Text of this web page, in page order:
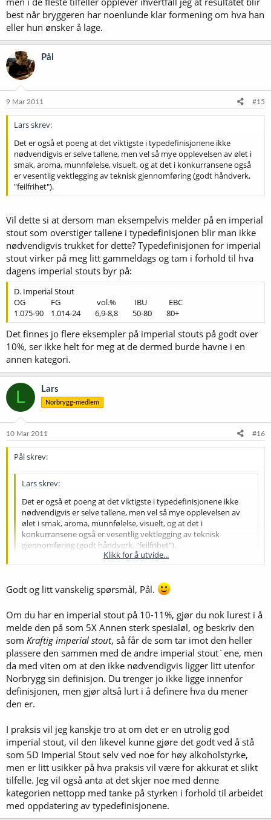
best når bryggeren har noenlunde klar formening om hva han
eller hun ønsker å lage.
Pål
9 Mar 2011 #15
Lars skrev:
Det er også et poeng at det viktigste i typedefinisjonene ikke
nødvendigvis er selve tallene, men vel så mye opplevelsen av ølet i
smak, aroma, munnfølelse, visuelt, og at det i konkurransene også
er vesentlig vektlegging av teknisk gjennomføring (godt håndverk,
"feilfrihet").
Vil dette si at dersom man eksempelvis melder på en imperial
stout som overstiger tallene i typedefinisjonen blir man ikke
nødvendigvis trukket for dette? Typedefinisjonen for imperial
stout virker på meg litt gammeldags og tam i forhold til hva
dagens imperial stouts byr på:
D. Imperial Stout
OG FG vol.% IBU EBC
1.075-90 1.014-24 6,9-8,8 50-80 80+
Det finnes jo flere eksempler på imperial stouts på godt over
10%, ser ikke helt for meg at de dermed burde havne i en
annen kategori.
L Lars
Norbrygg-medlem
10 Mar 2011 #16
Pål skrev:
Lars skrev:
Det er også et poeng at det viktigste i typedefinisjonene ikke
nødvendigvis er selve tallene, men vel så mye opplevelsen av
ølet i smak, aroma, munnfølelse, visuelt, og at det i
konkurransene også er vesentlig vektlegging av teknisk
gjennomføring (godt håndverk, "feilfrihet").
Klikk for å utvide...
som overstiger tallene i typedefinisjonen blir man ikke nødvendigvis
trukket for dette? Typedefinisjonen for imperial stout virker på meg
på:
D. Imperial Stout
OG FG vol.% IBU EBC
1.075-90 1.014-24 6,9-8,8 50-80 80+
Det finnes jo flere eksempler på imperial stouts på godt over 10%,
ser ikke helt for meg at de dermed burde havne i en annen kategori.
Klikk for å utvide...
Godt og litt vanskelig spørsmål, Pål.
Om du har en imperial stout på 10-11%, gjør du nok lurest i å
melde den på som 5X Annen sterk spesialøl, og beskriv den
som Kraftig imperial stout, så får de som tar imot den heller
plassere den sammen med de andre imperial stout´ene, men
da med viten om at den ikke nødvendigvis ligger litt utenfor
Norbrygg sin definisjon. Du trenger jo ikke ligge innenfor
definisjonen, men gjør altså lurt i å definere hva du mener
den er.
I praksis vil jeg kanskje tro at om det er en utrolig god
imperial stout, vil den likevel kunne gjøre det godt ved å stå
som 5D Imperial Stout selv ved noe for høy alkoholstyrke,
men er litt usikker på hva praksis vil være for akkurat et slikt
tilfelle. Jeg vil også anta at det skjer noe med denne
kategorien nettopp med tanke på styrken i forhold til arbeidet
med oppdatering av typedefinisjonene.